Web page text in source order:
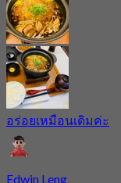
อร่อยเหมือนเดิมค่ะ
Edwin Leng